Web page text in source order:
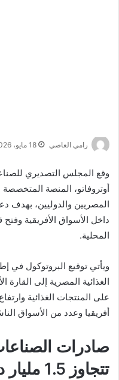
رامي العاصي 18 مايو، 2026
وقع المجلس التصديري
أوتروفاتو، المنصة المتخصصة
المصريين والدوليين، بهدف
داخل الأسواق الأفريقية
المحلية.
ويأتي توقيع البروتوكول في
الغذائية المصرية إلى
على المنتجات الغذائية
أفريقيا وعدد من الأسواق
صادرات
تتجاوز 1.5 مليار دولار